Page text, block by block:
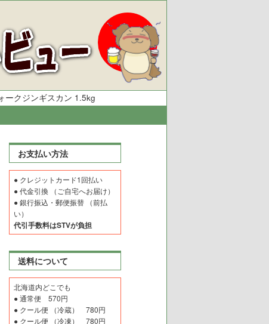
ークジンギスカン 1.5kg
お支払い方法
● クレジットカード1回払い
● 代金引換 （ご自宅へお届け）
● 銀行振込・郵便振替 （前払
い）
代引手数料はSTVが負担
送料について
北海道内どこでも
● 通常便 570円
● クール便 （冷蔵） 780円
● クール便 （冷凍） 780円